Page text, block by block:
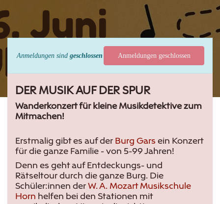
Anmeldungen sind geschlossen Anmeldungen geschlossen
DER MUSIK AUF DER SPUR
Wanderkonzert für kleine Musikdetektive zum
Mitmachen!
Erstmalig gibt es auf der Burg Gars ein Konzert
für die ganze Familie - von 5-99 Jahren!
Denn es geht auf Entdeckungs- und
Rätseltour durch die ganze Burg. Die
Schüler:innen der W. A. Mozart Musikschule
Horn helfen bei den Stationen mit